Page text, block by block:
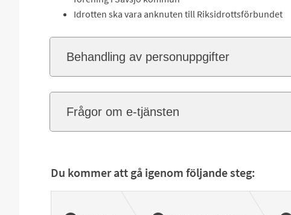
Idrotten ska vara anknuten till Riksidrottsförbundet
Behandling av personuppgifter
Frågor om e-tjänsten
Du kommer att gå igenom följande steg: